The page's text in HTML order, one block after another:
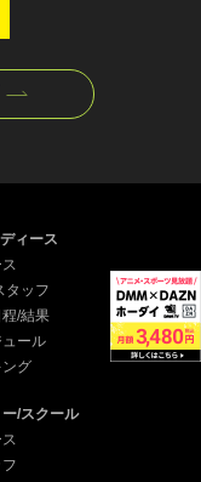
ィース
タッフ
/結果
ール
ング
/スクール